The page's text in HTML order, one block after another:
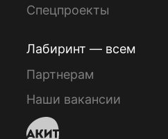
Спецпроекты
Лабиринт — всем
Партнерам
Наши вакансии